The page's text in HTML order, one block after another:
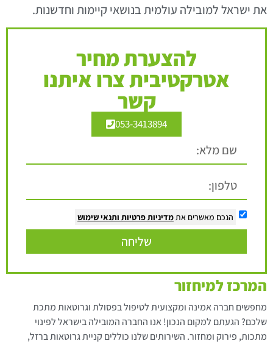
את ישראל למובילה עולמית בנושאי קיימות וחדשנות.
להצערת מחיר
אטרקטיבית צרו איתנו
קשר
053-3413894
הנכם מאשרים אתמדיניות פרטיות ותנאי שימוש
שליחה
המרכז למיחזור
מחפשים חברה אמינה ומקצועית לטיפול בפסולת וגרוטאות מתכת
שלכם? הגעתם למקום הנכון! אנו החברה המובילה בישראל לפינוי
מתכות, פירוק ומחזור. השירותים שלנו כוללים קניית גרוטאות ברזל,